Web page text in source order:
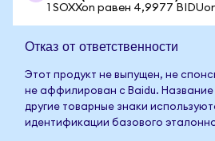
1 SOXXon равен 4,9977
Отказ от ответственности
Этот продукт не выпущен, не
не аффилирован с Baidu.
другие товарные знаки
идентификации базового